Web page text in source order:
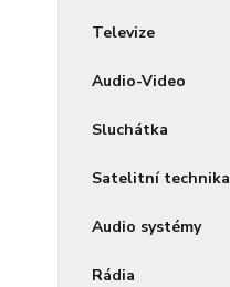
Televize
Audio-Video
Sluchátka
Satelitní technika
Audio systémy
Rádia